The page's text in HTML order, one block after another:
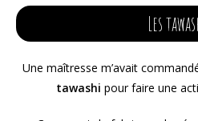
Les
Une maîtresse m’avait
tawashi pour faire une